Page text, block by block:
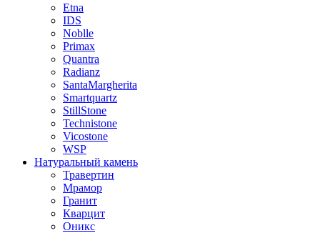
Etna
IDS
Noblle
Primax
Quantra
Radianz
SantaMargherita
Smartquartz
StillStone
Technistone
Vicostone
WSP
Натуральный камень
Травертин
Мрамор
Гранит
Кварцит
Оникс